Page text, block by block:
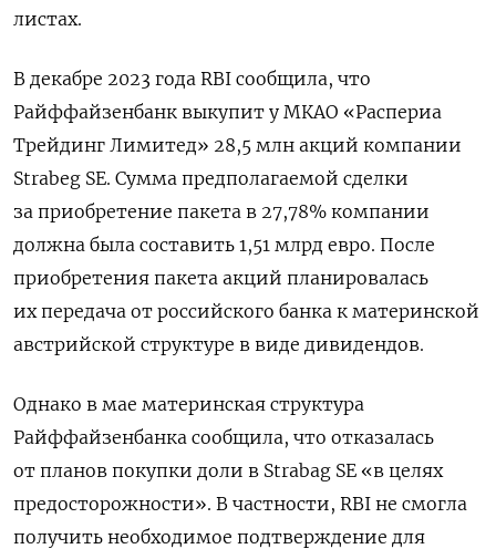
листах.
В декабре 2023 года RBI сообщила, что
Райффайзенбанк выкупит у МКАО «Распериа
Трейдинг Лимитед» 28,5 млн акций компании
Strabeg SE. Сумма предполагаемой сделки
за приобретение пакета в 27,78% компании
должна была составить 1,51 млрд евро. После
приобретения пакета акций планировалась
их передача от российского банка к материнской
австрийской структуре в виде дивидендов.
Однако в мае материнская структура
Райффайзенбанка сообщила, что отказалась
от планов покупки доли в Strabag SE «в целях
предосторожности». В частности, RBI не смогла
получить необходимое подтверждение для